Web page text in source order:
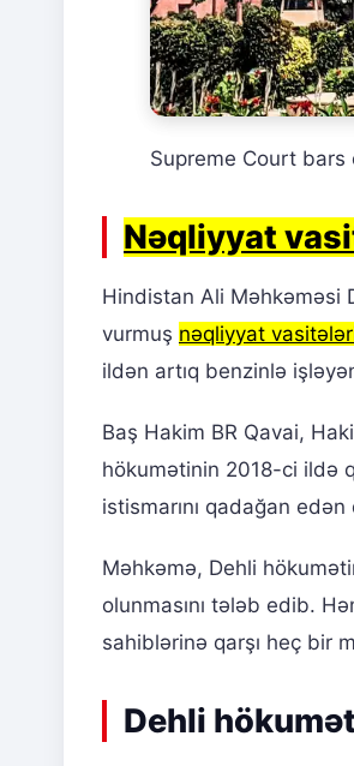
Supreme Court
Nəqliyyat
Hindistan Ali Məhkəməsi
vurmuş nəqliyyat
ildən artıq benzinlə
Baş Hakim BR Qavai,
hökumətinin 2018-ci ildə
istismarını qadağan edən
Məhkəmə, Dehli
olunmasını tələb edib.
sahiblərinə qarşı heç bir
Dehli